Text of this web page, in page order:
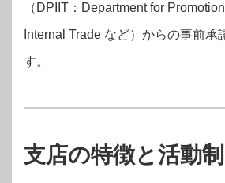
（DPIIT：Department for
Internal Trade など）からの事前承
す。
支店の特徴と活動